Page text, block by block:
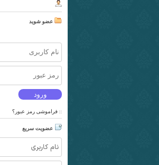
عضو شوید
:: فراموشی رمز عبور؟
عضویت سریع